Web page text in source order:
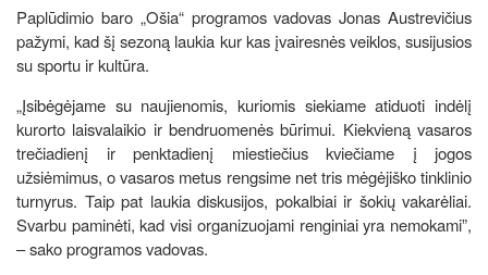
Paplūdimio baro „Ošia“ programos vadovas Jonas Austrevičius
pažymi, kad šį sezoną laukia kur kas įvairesnės veiklos, susijusios
su sportu ir kultūra.
„Įsibėgėjame su naujienomis, kuriomis siekiame atiduoti indėlį
kurorto laisvalaikio ir bendruomenės būrimui. Kiekvieną vasaros
trečiadienį ir penktadienį miestiečius kviečiame į jogos
užsiėmimus, o vasaros metus rengsime net tris mėgėjiško tinklinio
turnyrus. Taip pat laukia diskusijos, pokalbiai ir šokių vakarėliai.
Svarbu paminėti, kad visi organizuojami renginiai yra nemokami”,
– sako programos vadovas.